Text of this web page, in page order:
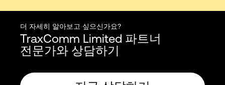
더 자세히 알아보고 싶으신가요?
TraxComm Limited 파트너
전문가와 상담하기